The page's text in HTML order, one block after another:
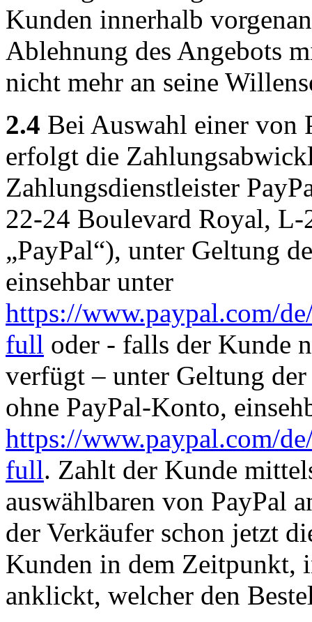
Kunden innerhalb
Ablehnung des Angebots
nicht mehr an seine
2.4 Bei Auswahl einer von
erfolgt die
Zahlungsdienstleister
22-24 Boulevard Royal,
„PayPal“), unter Geltung
einsehbar unter
https://www.paypal.com/
full oder - falls der Kunde
verfügt – unter Geltung
ohne PayPal-Konto,
https://www.paypal.com/
full. Zahlt der Kunde
auswählbaren von PayPal
der Verkäufer schon jetzt
Kunden in dem Zeitpunkt,
anklickt, welcher den